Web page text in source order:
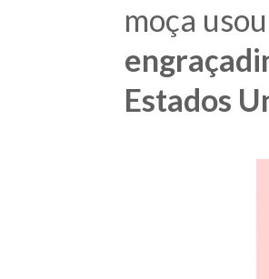
moça
Estados